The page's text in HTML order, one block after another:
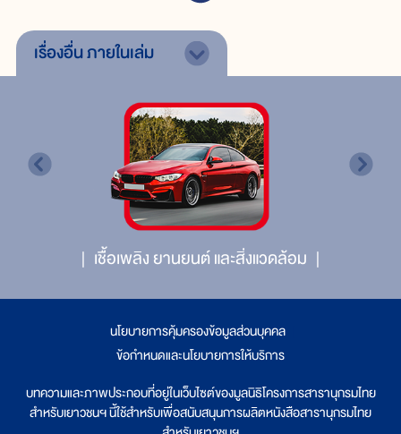
เรื่องอื่นภายในเล่ม
เชื้อเพลิง ยานยนต์ และสิ่งแวดล้อม
นโยบายการคุ้มครองข้อมูลส่วนบุคคล
ข้อกำหนดและนโยบายการให้บริการ
บทความและภาพประกอบที่อยู่ในเว็บไซต์ของมูลนิธิโครงการสารานุกรมไทย
สำหรับเยาวชนฯ นี้ใช้สำหรับเพื่อสนับสนุนการผลิตหนังสือสารานุกรมไทย